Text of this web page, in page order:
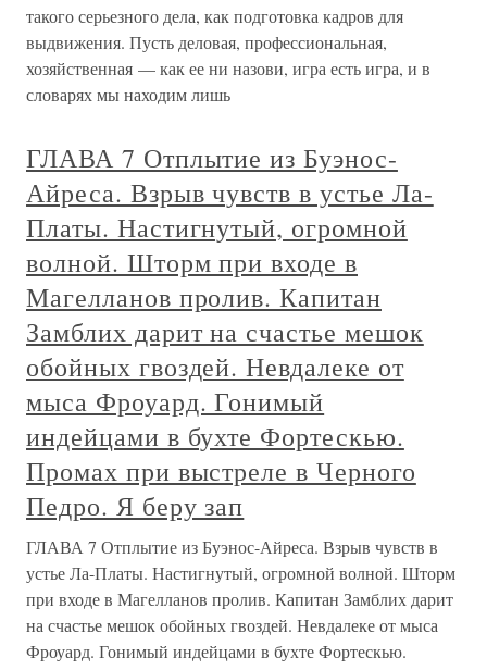
такого серьезного дела, как подготовка кадров для
выдвижения. Пусть деловая, профессиональная,
хозяйственная — как ее ни назови, игра есть игра, и в
словарях мы находим лишь
ГЛАВА 7 Отплытие из Буэнос-
Айреса. Взрыв чувств в устье Ла-
Платы. Настигнутый, огромной
волной. Шторм при входе в
Магелланов пролив. Капитан
Замблих дарит на счастье мешок
обойных гвоздей. Невдалеке от
мыса Фроуард. Гонимый
индейцами в бухте Фортескью.
Промах при выстреле в Черного
Педро. Я беру зап
ГЛАВА 7 Отплытие из Буэнос-Айреса. Взрыв чувств в
устье Ла-Платы. Настигнутый, огромной волной. Шторм
при входе в Магелланов пролив. Капитан Замблих дарит
на счастье мешок обойных гвоздей. Невдалеке от мыса
Фроуард. Гонимый индейцами в бухте Фортескью.